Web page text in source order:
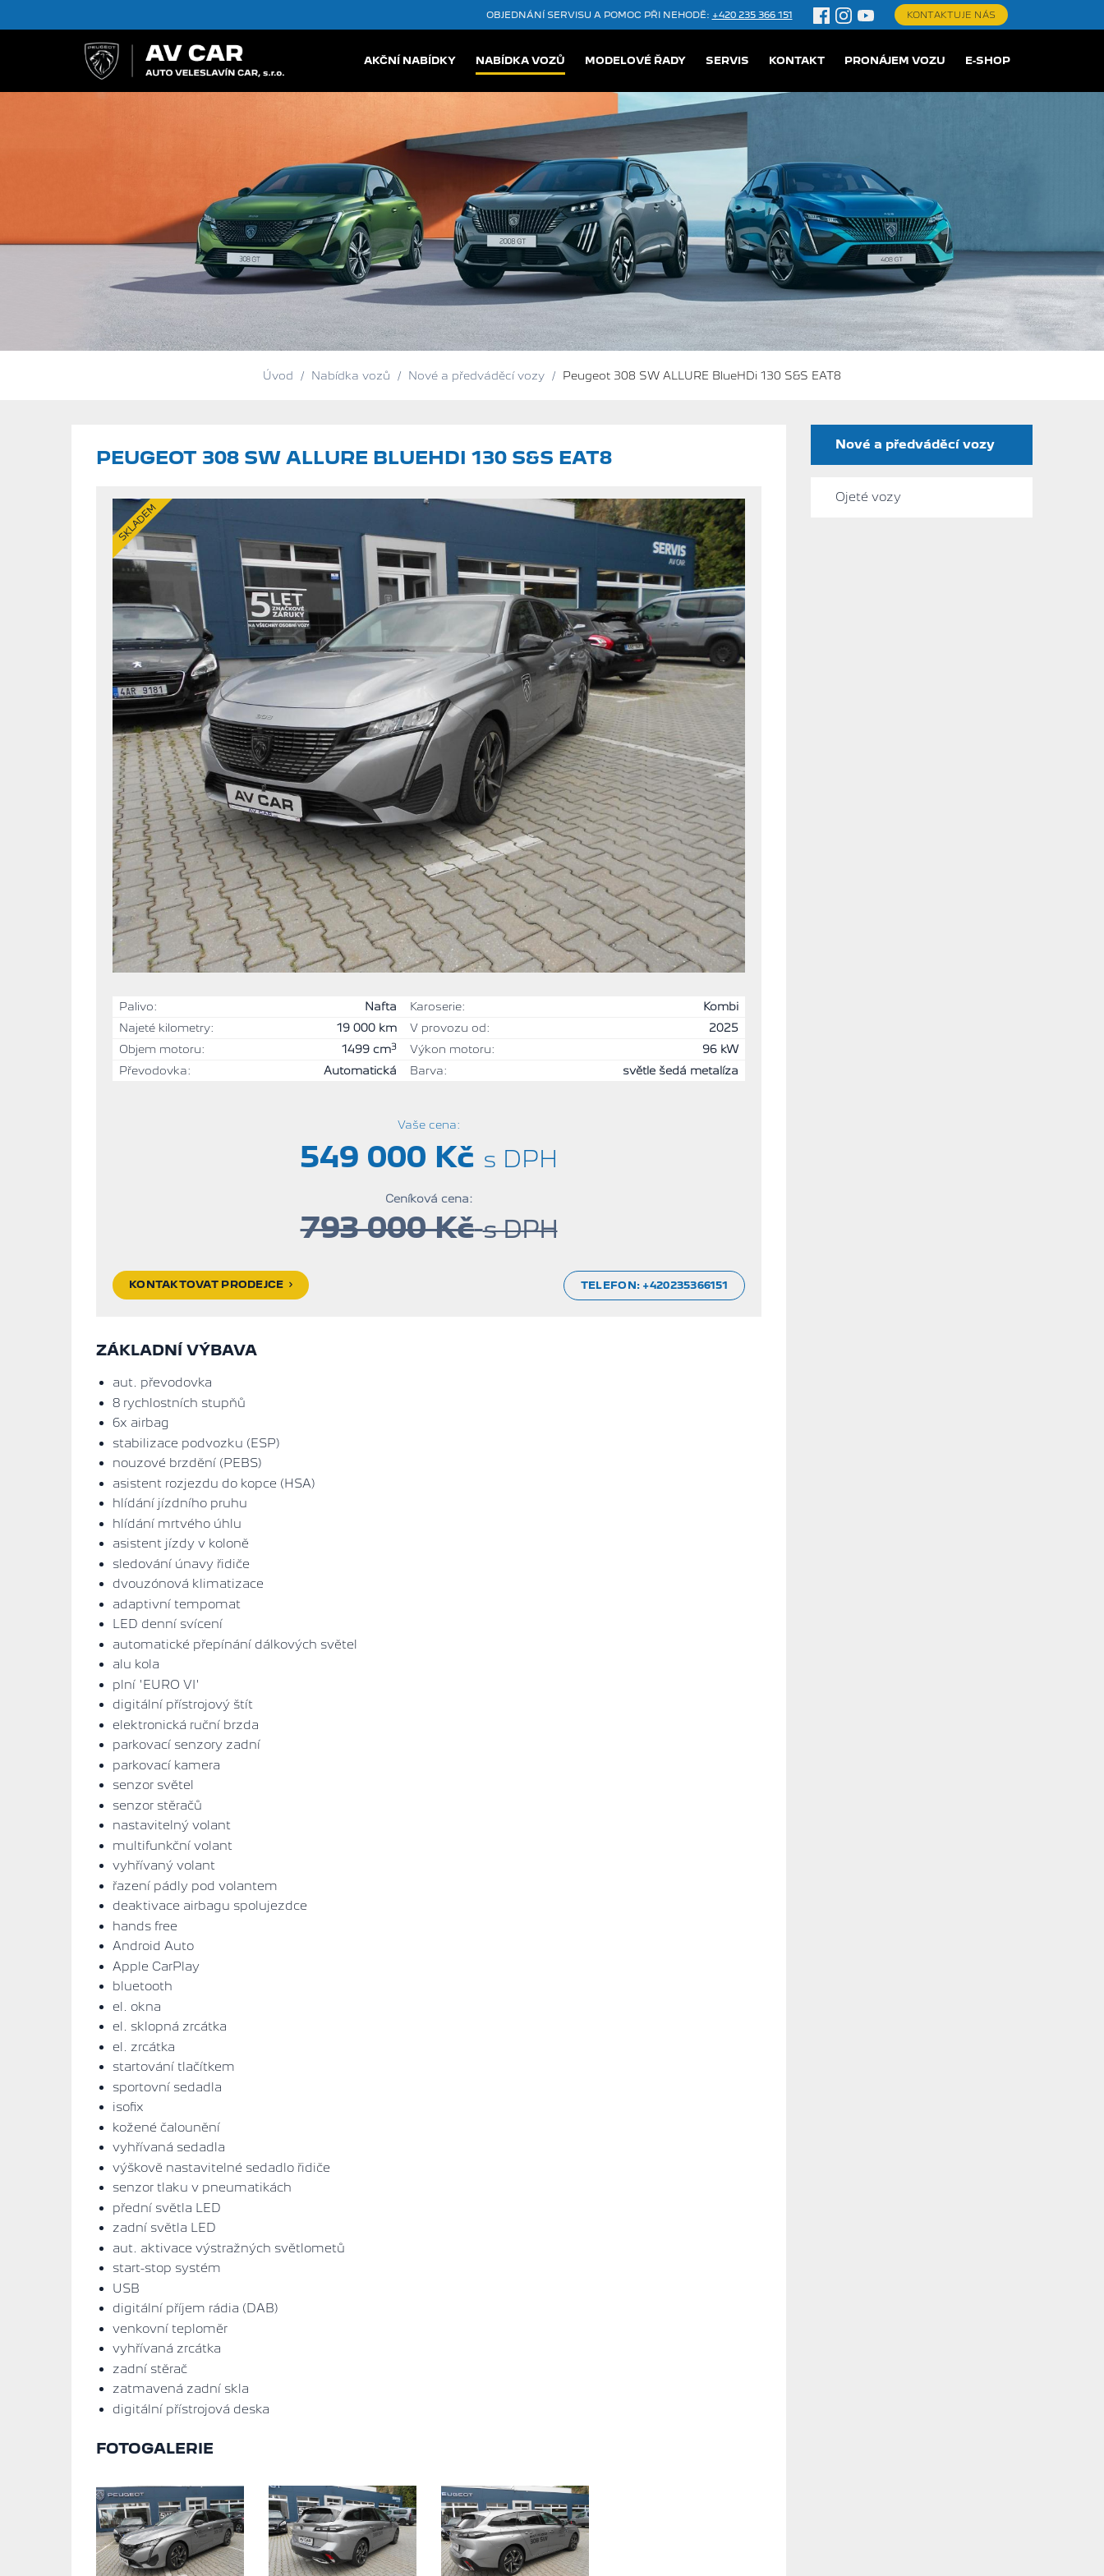
OBJEDNÁNÍ SERVISU A POMOC PŘI NEHODĚ: +420 235 366 151 KONTAKTUJE NÁS
AKČNÍ NABÍDKY NABÍDKA VOZŮ MODELOVÉ ŘADY SERVIS KONTAKT PRONÁJEM VOZU E-SHOP
Úvod / Nabídka vozů / Nové a předváděcí vozy / Peugeot 308 SW ALLURE BlueHDi 130 S&S EAT8
PEUGEOT 308 SW ALLURE BLUEHDI 130 S&S EAT8
SKLADEM
Palivo: Nafta Karoserie:
Kombi
Najeté kilometry:
19 000 km V provozu od:
2025
Objem motoru:
1499 cm3 Výkon motoru:
96 kW
Převodovka:
Automatická Barva: světle šedá metalíza
Vaše cena:
549 000 Kč s DPH
Ceníková cena:
793 000 Kč s DPH
TELEFON: +420235366151
KONTAKTOVAT PRODEJCE
ZÁKLADNÍ VÝBAVA
aut. převodovka
8 rychlostních stupňů
6x airbag
stabilizace podvozku (ESP)
nouzové brzdění (PEBS)
asistent rozjezdu do kopce (HSA)
hlídání jízdního pruhu
hlídání mrtvého úhlu
asistent jízdy v koloně
sledování únavy řidiče
dvouzónová klimatizace
adaptivní tempomat
LED denní svícení
automatické přepínání dálkových světel
alu kola
plní 'EURO VI'
digitální přístrojový štít
elektronická ruční brzda
parkovací senzory zadní
parkovací kamera
senzor světel
senzor stěračů
nastavitelný volant
multifunkční volant
vyhřívaný volant
řazení pádly pod volantem
deaktivace airbagu spolujezdce
hands free
Android Auto
Apple CarPlay
bluetooth
el. okna
el. sklopná zrcátka
el. zrcátka
startování tlačítkem
sportovní sedadla
isofix
kožené čalounění
vyhřívaná sedadla
výškově nastavitelné sedadlo řidiče
senzor tlaku v pneumatikách
přední světla LED
zadní světla LED
aut. aktivace výstražných světlometů
start-stop systém
USB
digitální příjem rádia (DAB)
venkovní teploměr
vyhřívaná zrcátka
zadní stěrač
zatmavená zadní skla
digitální přístrojová deska
FOTOGALERIE
Nové a předváděcí vozy
Ojeté vozy